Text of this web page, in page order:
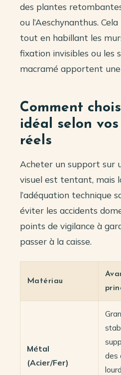
des plantes
ou l’Aeschynanthus.
tout en habillant les
fixation invisibles ou les
macramé apportent
Comment
idéal selon
réels
Acheter un support sur
visuel est tentant, mais
l’adéquation technique
éviter les accidents
points de vigilance à
passer à la caisse.
Matériau
Métal
(Acier/Fer)
des